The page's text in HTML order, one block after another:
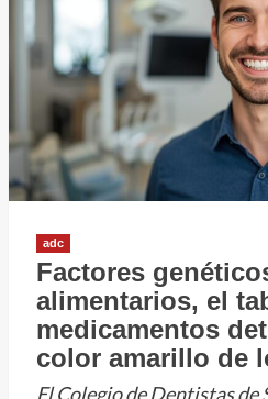
canarias
ponen
foco
en
la
de
ante
el
acoso
y
adc
Factores
alimentarios, el
medicamentos
color amarillo de
El Colegio de Dentistas de